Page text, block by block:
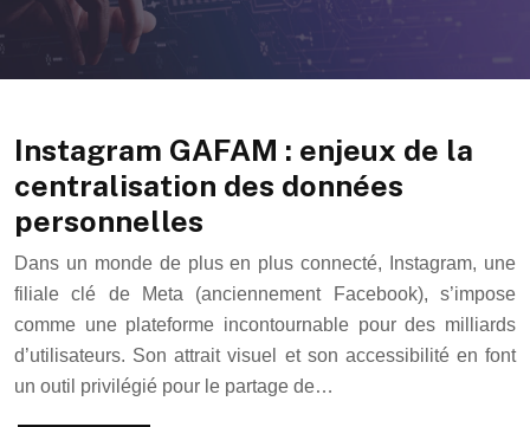
Instagram GAFAM : enjeux de la
centralisation des données
personnelles
Dans un monde de plus en plus connecté, Instagram, une
filiale clé de Meta (anciennement Facebook), s’impose
comme une plateforme incontournable pour des milliards
d’utilisateurs. Son attrait visuel et son accessibilité en font
un outil privilégié pour le partage de…